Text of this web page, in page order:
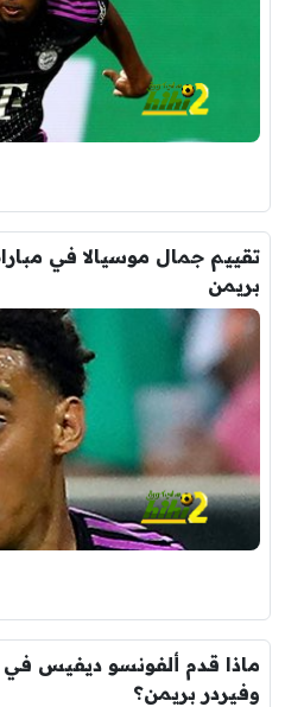
تقييم جمال موسيالا في
بريمن
ماذا قدم ألفونسو ديفيس في
وفيردر بريمن؟